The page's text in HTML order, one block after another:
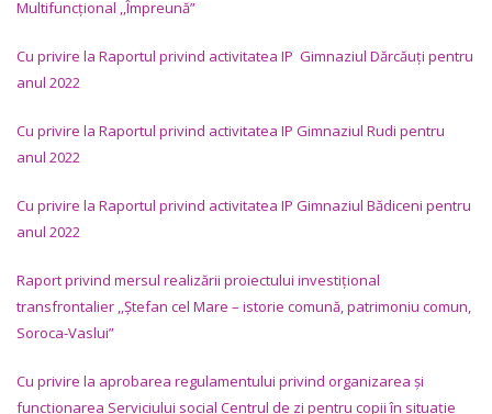
Multifuncțional ,,Împreună”
Cu privire la Raportul privind activitatea IP Gimnaziul Dărcăuți pentru
anul 2022
Cu privire la Raportul privind activitatea IP Gimnaziul Rudi pentru
anul 2022
Cu privire la Raportul privind activitatea IP Gimnaziul Bădiceni pentru
anul 2022
Raport privind mersul realizării proiectului investițional
transfrontalier ,,Ștefan cel Mare – istorie comună, patrimoniu comun,
Soroca-Vaslui”
Cu privire la aprobarea regulamentului privind organizarea și
funcționarea Serviciului social Centrul de zi pentru copii în situație